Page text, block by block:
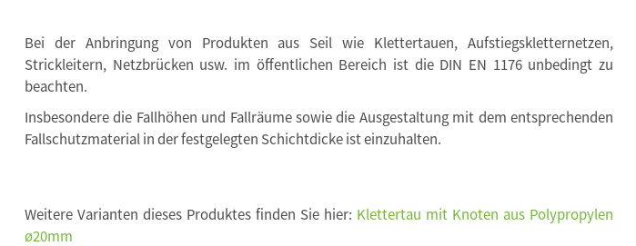
Bei der Anbringung von Produkten aus Seil wie Klettertauen, Aufstiegskletternetzen,
Strickleitern, Netzbrücken usw. im öffentlichen Bereich ist die DIN EN 1176 unbedingt zu
beachten.
Insbesondere die Fallhöhen und Fallräume sowie die Ausgestaltung mit dem entsprechenden
Fallschutzmaterial in der festgelegten Schichtdicke ist einzuhalten.
Weitere Varianten dieses Produktes finden Sie hier: Klettertau mit Knoten aus Polypropylen
ø20mm